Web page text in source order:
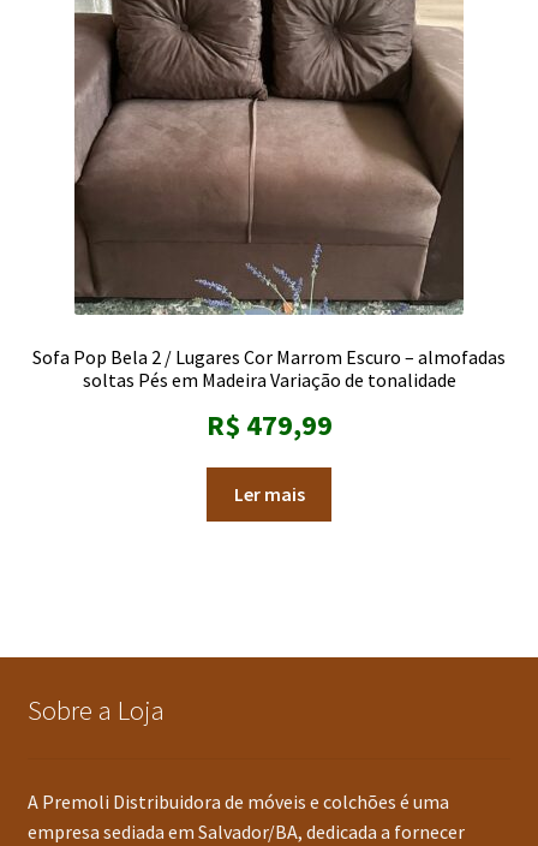
Sofa Pop Bela 2 / Lugares Cor Marrom Escuro – almofadas
soltas Pés em Madeira Variação de tonalidade
R$ 479,99
Ler mais
Sobre a Loja
A Premoli Distribuidora de móveis e colchões é uma
empresa sediada em Salvador/BA, dedicada a fornecer